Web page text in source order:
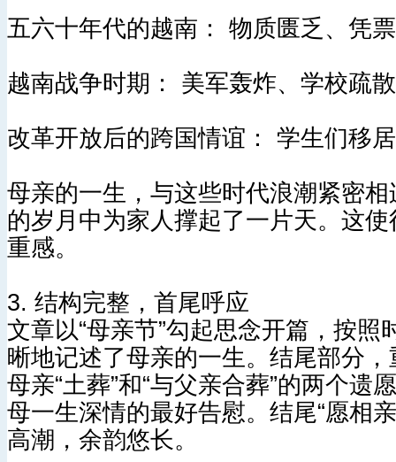
五六十年代的越南： 物质匮乏、凭
越南战争时期： 美军轰炸、学校疏
改革开放后的跨国情谊： 学生们移
母亲的一生，与这些时代浪潮紧密
的岁月中为家人撑起了一片天。这
重感。
3. 结构完整，首尾呼应
文章以“母亲节”勾起思念开篇，按
晰地记述了母亲的一生。结尾部分
母亲“土葬”和“与父亲合葬”的两个
母一生深情的最好告慰。结尾“愿相
高潮，余韵悠长。